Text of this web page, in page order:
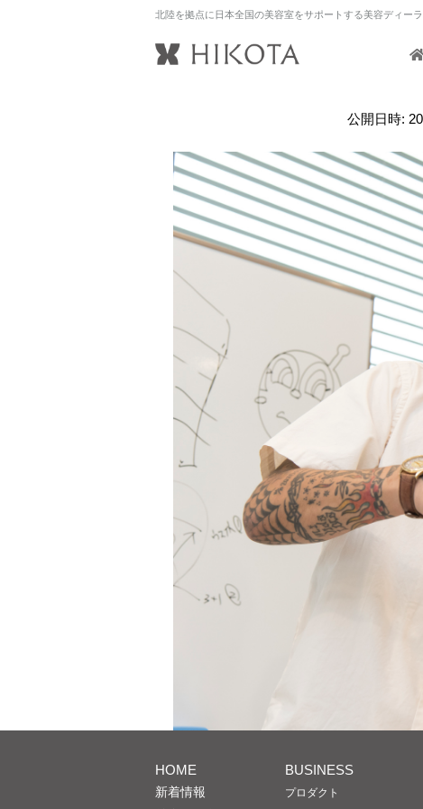
北陸を拠点に日本全国の美容室をサポートする美容ディー
公開日時:
HOME
新着情報
BUSINESS
プロダクト